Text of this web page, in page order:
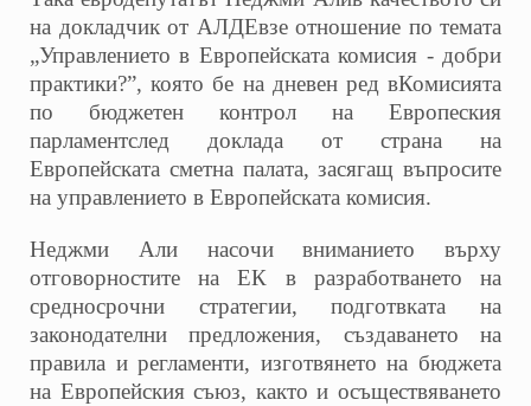
на докладчик от АЛДЕвзе отношение по темата
„Управлението в Европейската комисия - добри
практики?”, която бе на дневен ред вКомисията
по бюджетен контрол на Европеския
парламентслед доклада от страна на
Европейската сметна палата, засягащ въпросите
на управлението в Европейската комисия.
Неджми Али насочи вниманието върху
отговорностите на ЕК в разработването на
средносрочни стратегии, подготвката на
законодателни предложения, създаването на
правила и регламенти, изготвянето на бюджета
на Европейския съюз, както и осъществяването